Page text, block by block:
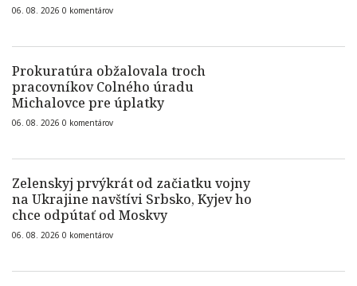
06. 08. 2026 0 komentárov
Prokuratúra obžalovala troch
pracovníkov Colného úradu
Michalovce pre úplatky
06. 08. 2026 0 komentárov
Zelenskyj prvýkrát od začiatku vojny
na Ukrajine navštívi Srbsko, Kyjev ho
chce odpútať od Moskvy
06. 08. 2026 0 komentárov